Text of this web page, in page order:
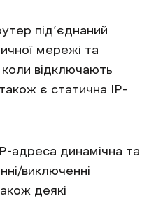
під’єднаний
мережі та
відключають
є статична IP-
адреса динамічна та
виключенні
деякі